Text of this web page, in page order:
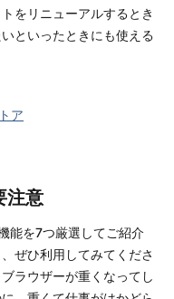
をリニューアルするとき
といったときにも使える
ア
注意
能を7つ厳選してご紹介
ぜひ利用してみてくださ
ラウザーが重くなってし